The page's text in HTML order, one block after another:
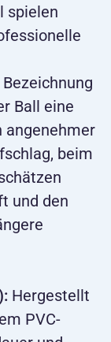
spielen
Bezeichnung
Ball eine
angenehmer
beim
und den
Hergestellt
PVC-